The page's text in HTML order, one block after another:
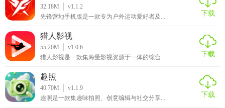
32.18M
v1.1.2
先锋营地手机版是一款专为户外运动爱好者及...
下载
猎人影视
55.20M
v1.0.6
猎人影视是一款集海量影视资源于一体的综合...
下载
趣照
40.70M
v1.1.9
趣照是一款集趣味拍照、创意编辑与社交分享...
下载